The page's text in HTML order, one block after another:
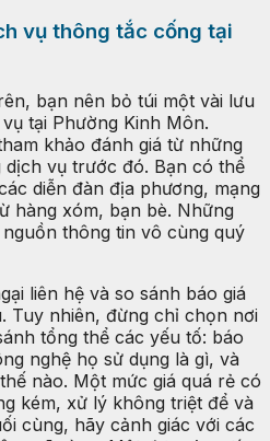
vụ thông tắc cống tại
bạn nên bỏ túi một vài lưu
tại Phường Kinh Môn.
khảo đánh giá từ những
dịch vụ trước đó. Bạn có thể
diễn đàn địa phương, mạng
hàng xóm, bạn bè. Những
thông tin vô cùng quý
liên hệ và so sánh báo giá
Tuy nhiên, đừng chỉ chọn nơi
tổng thể các yếu tố: báo
nghệ họ sử dụng là gì, và
nào. Một mức giá quá rẻ có
kém, xử lý không triệt để và
cùng, hãy cảnh giác với các